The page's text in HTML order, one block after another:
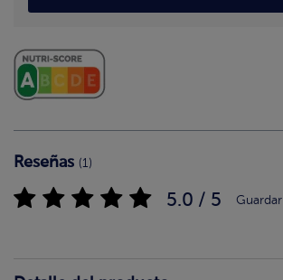
Reseñas (1)
5.0 / 5 Guardar